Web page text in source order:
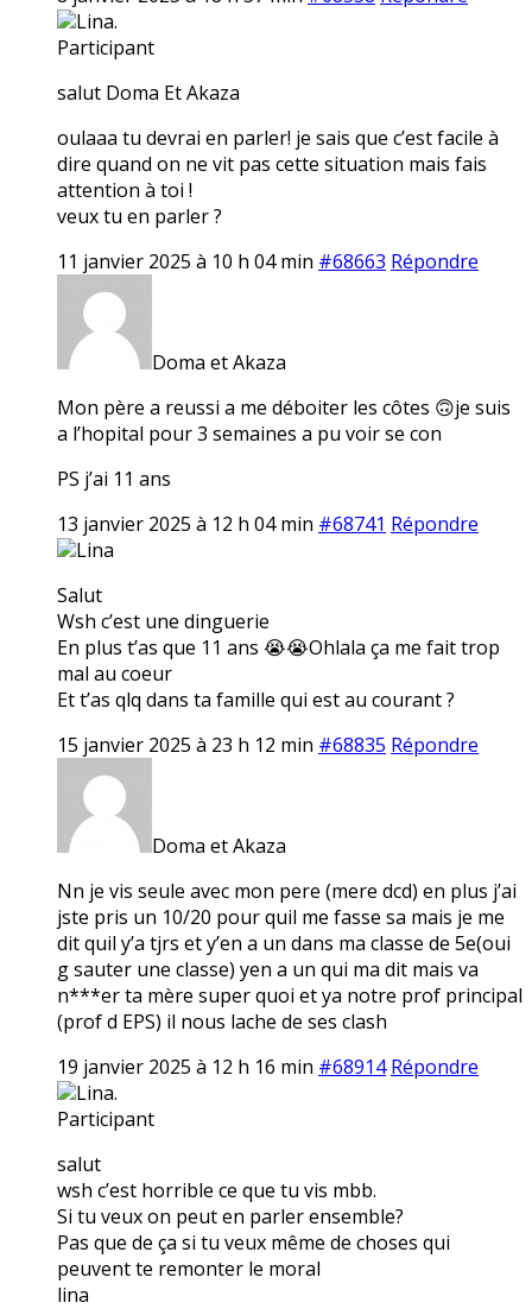
Lina.
Participant
salut Doma Et Akaza
oulaaa tu devrai en parler! je sais que c’est facile à
dire quand on ne vit pas cette situation mais fais
attention à toi !
veux tu en parler ?
11 janvier 2025 à 10 h 04 min #68663 Répondre
Doma et Akaza
Mon père a reussi a me déboiter les côtes 🙃je suis
a l’hopital pour 3 semaines a pu voir se con
PS j’ai 11 ans
13 janvier 2025 à 12 h 04 min #68741 Répondre
Lina
Salut
Wsh c’est une dinguerie
En plus t’as que 11 ans 😭😭Ohlala ça me fait trop
mal au coeur
Et t’as qlq dans ta famille qui est au courant ?
15 janvier 2025 à 23 h 12 min #68835 Répondre
Doma et Akaza
Nn je vis seule avec mon pere (mere dcd) en plus j’ai
jste pris un 10/20 pour quil me fasse sa mais je me
dit quil y’a tjrs et y’en a un dans ma classe de 5e(oui
g sauter une classe) yen a un qui ma dit mais va
n***er ta mère super quoi et ya notre prof principal
(prof d EPS) il nous lache de ses clash
19 janvier 2025 à 12 h 16 min #68914 Répondre
Lina.
Participant
salut
wsh c’est horrible ce que tu vis mbb.
Si tu veux on peut en parler ensemble?
Pas que de ça si tu veux même de choses qui
peuvent te remonter le moral
lina